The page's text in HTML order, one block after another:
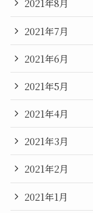
2021年8月
2021年7月
2021年6月
2021年5月
2021年4月
2021年3月
2021年2月
2021年1月